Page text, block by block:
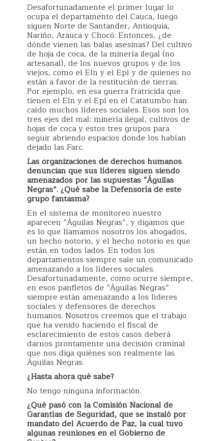
Desafortunadamente el primer lugar lo
ocupa el departamento del Cauca, luego
siguen Norte de Santander, Antioquia,
Nariño, Arauca y Chocó. Entonces, ¿de
dónde vienen las balas asesinas? Del cultivo
de hoja de coca, de la minería ilegal (no
artesanal), de los nuevos grupos y de los
viejos, como el Eln y el Epl y de quienes no
están a favor de la restitución de tierras.
Por ejemplo, en esa guerra fratricida que
tienen el Eln y el Epl en el Catatumbo han
caído muchos líderes sociales. Esos son los
tres ejes del mal: minería ilegal, cultivos de
hojas de coca y estos tres grupos para
seguir abriendo espacios donde los habían
dejado las Farc.
Las organizaciones de derechos humanos
denuncian que sus líderes siguen siendo
amenazados por las supuestas “Águilas
Negras”. ¿Qué sabe la Defensoría de este
grupo fantasma?
En el sistema de monitoreo nuestro
aparecen “Águilas Negras”, y digamos que
es lo que llamamos nosotros los abogados,
un hecho notorio, y el hecho notorio es que
están en todos lados. En todos los
departamentos siempre sale un comunicado
amenazando a los líderes sociales.
Desafortunadamente, como ocurre siempre,
en esos panfletos de “Águilas Negras”
siempre están amenazando a los líderes
sociales y defensores de derechos
humanos. Nosotros creemos que el trabajo
que ha venido haciendo el fiscal de
esclarecimiento de estos casos deberá
darnos prontamente una decisión criminal
que nos diga quiénes son realmente las
Águilas Negras.
¿Hasta ahora qué sabe?
No tengo ninguna información.
¿Qué pasó con la Comisión Nacional de
Garantías de Seguridad, que se instaló por
mandato del Acuerdo de Paz, la cual tuvo
algunas reuniones en el Gobierno de